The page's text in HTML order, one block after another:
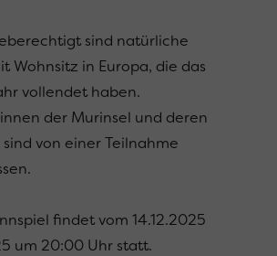
sind natürliche
Wohnsitz in Europa, die das
vollendet haben.
der Murinsel und deren
von einer Teilnahme
findet vom 14.12.2025
um 20:00 Uhr statt.